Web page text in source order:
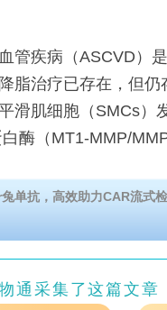
疾病（ASCVD）
脂治疗已存在，但仍
滑肌细胞（SMCs）
酶（MT1-MMP/
单抗，高效助力CAR流式
通采集了这篇文章